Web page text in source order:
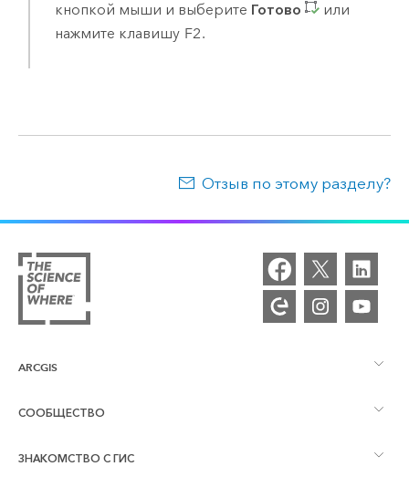
кнопкой мыши и выберите Готово
или
нажмите клавишу F2.
Отзыв по этому разделу?
ARCGIS
Обзор ArcGIS
Картография
СООБЩЕСТВО
Сообщества и форумы
ЗНАКОМСТВО С ГИС